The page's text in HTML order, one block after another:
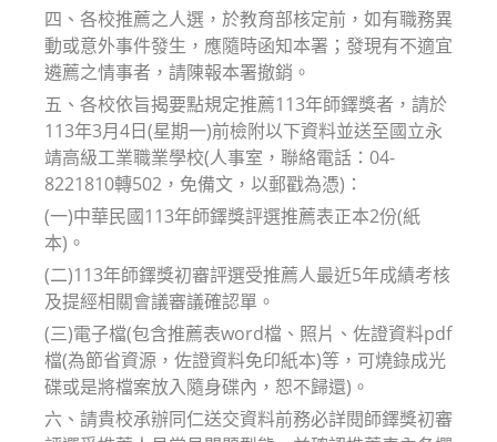
四、各校推薦之人選，於教育部核定前，如有職務異
動或意外事件發生，應隨時函知本署；發現有不適宜
遴薦之情事者，請陳報本署撤銷。
五、各校依旨揭要點規定推薦113年師鐸獎者，請於
113年3月4日(星期一)前檢附以下資料並送至國立永
靖高級工業職業學校(人事室，聯絡電話：04-
8221810轉502，免備文，以郵戳為憑)：
(一)中華民國113年師鐸獎評選推薦表正本2份(紙
本)。
(二)113年師鐸獎初審評選受推薦人最近5年成績考核
及提經相關會議審議確認單。
(三)電子檔(包含推薦表word檔、照片、佐證資料pdf
檔(為節省資源，佐證資料免印紙本)等，可燒錄成光
碟或是將檔案放入隨身碟內，恕不歸還)。
六、請貴校承辦同仁送交資料前務必詳閱師鐸獎初審